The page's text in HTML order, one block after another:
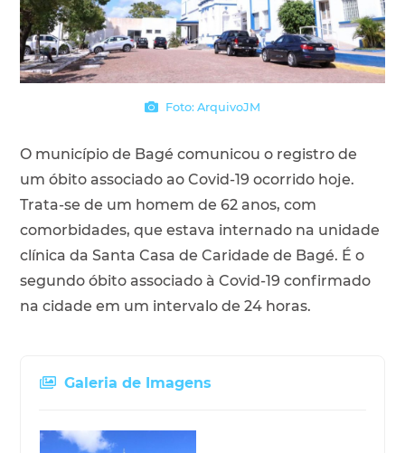
Foto: ArquivoJM
O município de Bagé comunicou o registro de
um óbito associado ao Covid-19 ocorrido hoje.
Trata-se de um homem de 62 anos, com
comorbidades, que estava internado na unidade
clínica da Santa Casa de Caridade de Bagé. É o
segundo óbito associado à Covid-19 confirmado
na cidade em um intervalo de 24 horas.
Galeria de Imagens